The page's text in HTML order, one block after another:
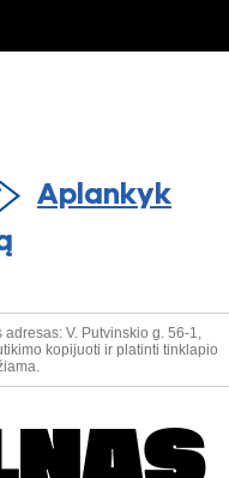
Aplankyk
V. Putvinskio g. 56-1,
kopijuoti ir platinti tinklapio